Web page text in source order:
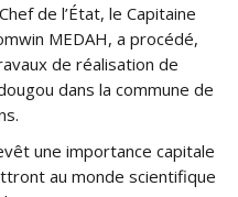
de l’État, le Capitaine
MEDAH, a procédé,
de réalisation de
dans la commune de
une importance capitale
au monde scientifique